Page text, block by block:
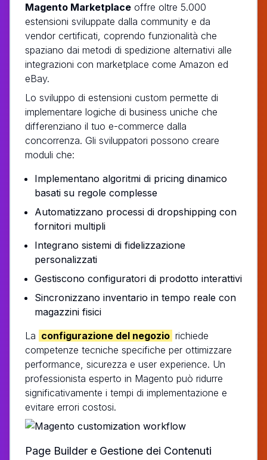
Magento Marketplace offre oltre 5.000
estensioni sviluppate dalla community e da
vendor certificati, coprendo funzionalità che
spaziano dai metodi di spedizione alternativi alle
integrazioni con marketplace come Amazon ed
eBay.
Lo sviluppo di estensioni custom permette di
implementare logiche di business uniche che
differenziano il tuo e-commerce dalla
concorrenza. Gli sviluppatori possono creare
moduli che:
Implementano algoritmi di pricing dinamico
basati su regole complesse
Automatizzano processi di dropshipping con
fornitori multipli
Integrano sistemi di fidelizzazione
personalizzati
Gestiscono configuratori di prodotto interattivi
Sincronizzano inventario in tempo reale con
magazzini fisici
La configurazione del negozio richiede
competenze tecniche specifiche per ottimizzare
performance, sicurezza e user experience. Un
professionista esperto in Magento può ridurre
significativamente i tempi di implementazione e
evitare errori costosi.
Page Builder e Gestione dei Contenuti